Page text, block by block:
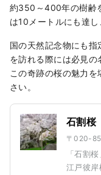
約350～400年の樹齢
は10メートルにも達し
国の天然記念物にも
を訪れる際には必見の
この奇跡の桜の魅力
さい。
石割桜
〒020-
「石割
江戸彼岸